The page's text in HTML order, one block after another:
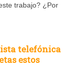
trabajo? ¿Por
telefónica
estos